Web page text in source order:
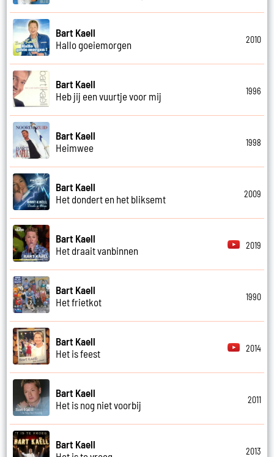
Bart Kaell
Hallo goeiemorgen
2010
Bart Kaell
Heb jij een vuurtje voor mij
1996
Bart Kaell
Heimwee
1998
Bart Kaell
Het dondert en het bliksemt
2009
Bart Kaell
Het draait vanbinnen
2019
Bart Kaell
Het frietkot
1990
Bart Kaell
Het is feest
2014
Bart Kaell
Het is nog niet voorbij
2011
Bart Kaell
2013